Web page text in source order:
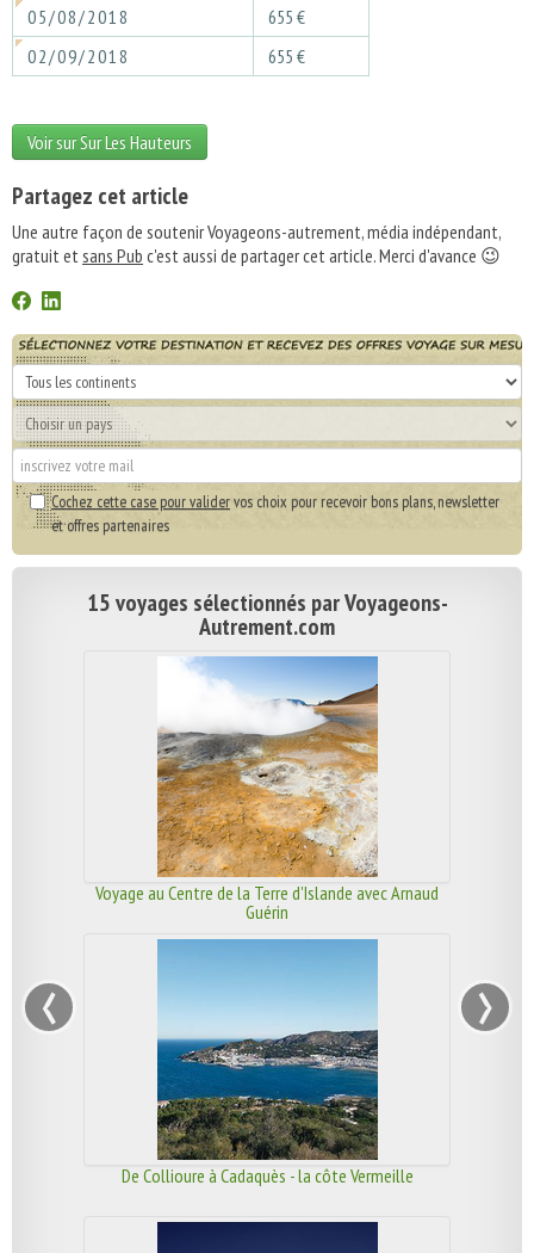
05/08/2018
655 €
02/09/2018
655 €
Voir sur Sur Les Hauteurs
Partagez cet article
Une autre façon de soutenir Voyageons-autrement, média indépendant,
gratuit etsans Pub c'est aussi de partager cet article. Merci d'avance 😉
Cochez cette case pour validervos choix pour recevoir bons plans, newsletter
et offres partenaires
15 voyages sélectionnés par Voyageons-
Autrement.com
Voyage au Centre de la Terre d'Islande avec Arnaud
Guérin
De Collioure à Cadaquès - la côte Vermeille
‹ ›